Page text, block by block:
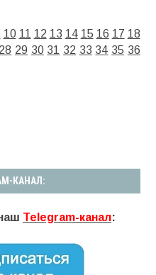
10 11 12 13 14 15 16 17 18
28 29 30 31 32 33 34 35 36
КАНАЛ:
Telegram-канал: